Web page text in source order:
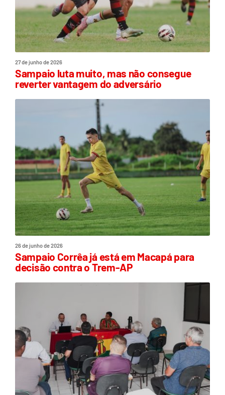
27 de junho de 2026
Sampaio luta muito, mas não consegue
reverter vantagem do adversário
26 de junho de 2026
Sampaio Corrêa já está em Macapá para
decisão contra o Trem-AP